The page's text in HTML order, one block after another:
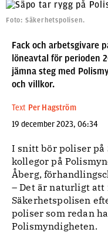
Foto: Säkerhetspolisen.
Fack och arbetsgivare
löneavtal för perioden
jämna steg med
och villkor.
Text Per Hagström
19 december 2023, 06:34
I snitt bör poliser på
kollegor på
Åberg,
– Det är naturligt att
Säkerhetspolisen
poliser som redan
Polismyndigheten.